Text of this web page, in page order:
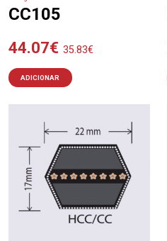
CC105
44.07€ 35.83€
ADICIONAR